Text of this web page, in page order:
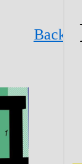
Back